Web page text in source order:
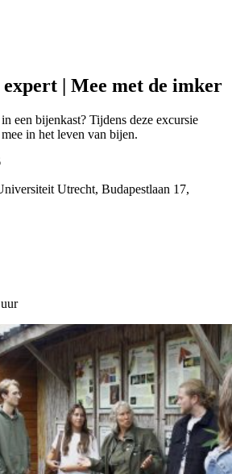
expert | Mee met de imker
een bijenkast? Tijdens deze excursie
in het leven van bijen.
Utrecht, Budapestlaan 17,